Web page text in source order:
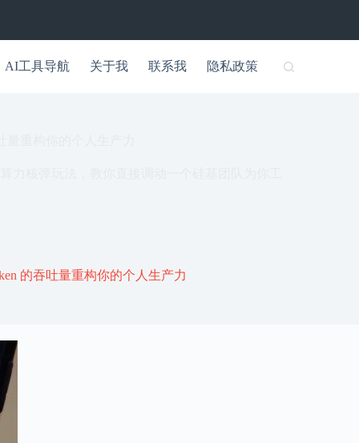
AI工具导航 关于我 联系我 隐私政策
的吞吐量重构你的个人生产力